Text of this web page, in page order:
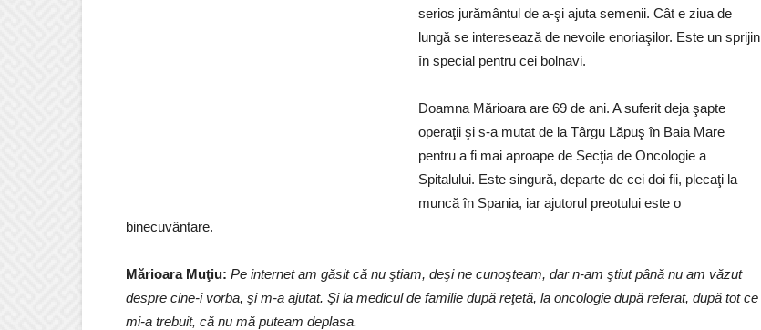
serios jurământul de a-şi ajuta semenii. Cât e ziua de
lungă se interesează de nevoile enoriaşilor. Este un sprijin
în special pentru cei bolnavi.
Doamna Mărioara are 69 de ani. A suferit deja şapte
operaţii şi s-a mutat de la Târgu Lăpuş în Baia Mare
pentru a fi mai aproape de Secţia de Oncologie a
Spitalului. Este singură, departe de cei doi fii, plecaţi la
muncă în Spania, iar ajutorul preotului este o
binecuvântare.
Mărioara Muţiu: Pe internet am găsit că nu ştiam, deşi ne cunoşteam, dar n-am ştiut până nu am văzut
despre cine-i vorba, şi m-a ajutat. Şi la medicul de familie după reţetă, la oncologie după referat, după tot ce
mi-a trebuit, că nu mă puteam deplasa.